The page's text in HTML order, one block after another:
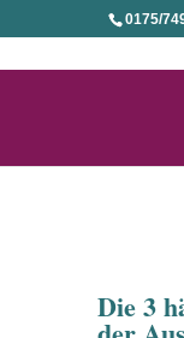
0175/
Die 3